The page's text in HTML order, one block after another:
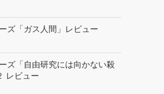
ズ「ガス人間」レビュー
ズ「自由研究には向かない殺
レビュー